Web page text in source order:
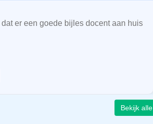
er een goede bijles docent aan huis
Bekijk